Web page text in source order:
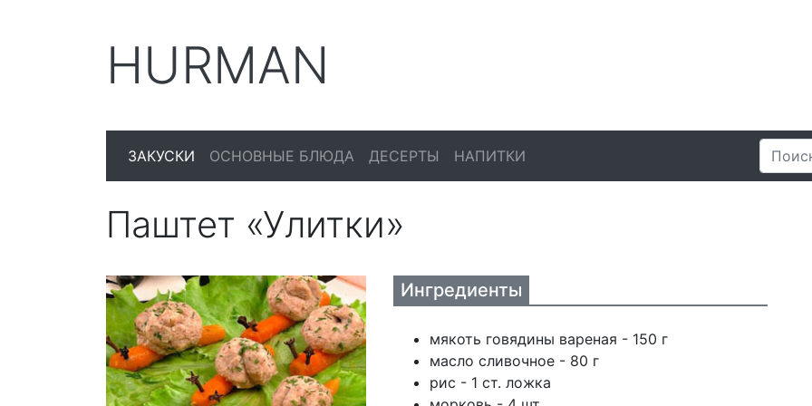
HURMAN
ЗАКУСКИ ОСНОВНЫЕ БЛЮДА ДЕСЕРТЫ НАПИТКИ
Паштет «Улитки»
Ингредиенты
мякоть говядины вареная - 150 г
масло сливочное - 80 г
рис - 1 ст. ложка